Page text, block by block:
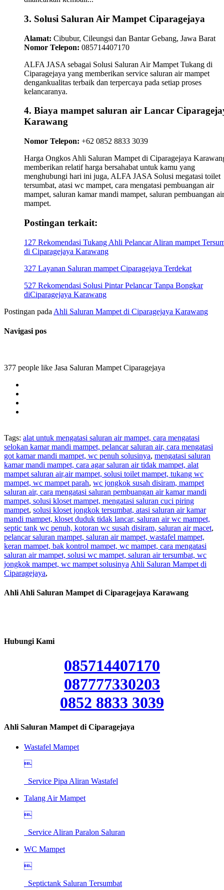
3. Solusi Saluran Air Mampet Ciparagejaya
Alamat: Cibubur, Cileungsi dan Bantar Gebang, Jawa Barat
Nomor Telepon: 085714407170
ALFA JASA sebagai Solusi Saluran Air Mampet Tukang di
Ciparagejaya yang memberikan service saluran air mampet
dengankualitas terbaik dan terpercaya pada setiap proses
kelancaranya.
4. Biaya mampet saluran air Lancar
Karawang
Nomor Telepon: +62 0852 8833 3039
Harga Ongkos Ahli Saluran Mampet di Ciparagejaya
memberikan relatif harga bersahabat untuk kamu yang
menghubungi hari ini juga, ALFA JASA Solusi megatasi toilet
tersumbat, atasi wc mampet, cara mengatasi pembuangan air
mampet, saluran kamar mandi mampet, saluran pembuangan air
mampet.
Postingan terkait:
127 Rekomendasi Tukang Ahli Pelancar Aliran mampet
di Ciparagejaya Karawang
327 Layanan Saluran mampet Ciparagejaya Terdekat
527 Rekomendasi Solusi Pintar Pelancar Tanpa Bongkar
diCiparagejaya Karawang
Postingan pada Ahli Saluran Mampet di Ciparagejaya Karawang
Navigasi pos
377 people like Jasa Saluran Mampet Ciparagejaya
Tags: alat untuk mengatasi saluran air mampet, cara mengatasi
selokan kamar mandi mampet, pelancar saluran air, cara mengatasi
got kamar mandi mampet, wc penuh solusinya, mengatasi saluran
kamar mandi mampet, cara agar saluran air tidak mampet, alat
mampet saluran air,air mampet, solusi toilet mampet, tukang wc
mampet, wc mampet parah, wc jongkok susah disiram, mampet
saluran air, cara mengatasi saluran pembuangan air kamar mandi
mampet, solusi kloset mampet, mengatasi saluran cuci piring
mampet, solusi kloset jongkok tersumbat, atasi saluran air kamar
mandi mampet, kloset duduk tidak lancar, saluran air wc mampet,
septic tank wc penuh, kotoran wc susah disiram, saluran air macet,
pelancar saluran mampet, saluran air mampet, wastafel mampet,
keran mampet, bak kontrol mampet, wc mampet, cara mengatasi
saluran air mampet, solusi wc mampet, saluran air tersumbat, wc
jongkok mampet, wc mampet solusinya Ahli Saluran Mampet di
Ciparagejaya,
Ahli Ahli Saluran Mampet di Ciparagejaya Karawang
Hubungi Kami
085714407170
087777330203
0852 8833 3039
Ahli Saluran Mampet di Ciparagejaya
Wastafel Mampet

Service Pipa Aliran Wastafel
Talang Air Mampet

Service Aliran Paralon Saluran
WC Mampet

Septictank Saluran Tersumbat